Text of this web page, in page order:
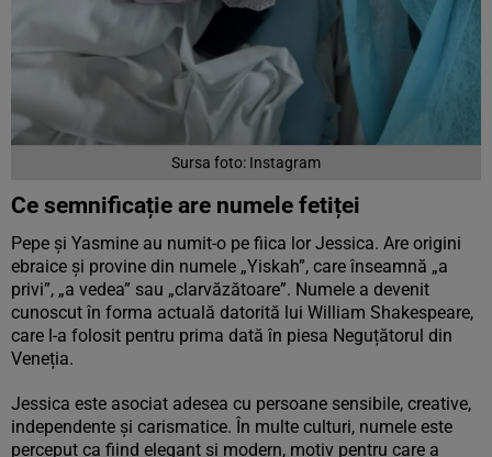
Sursa foto: Instagram
Ce semnificație are numele fetiței
Pepe și Yasmine au numit-o pe fiica lor Jessica. Are origini
ebraice și provine din numele „Yiskah”, care înseamnă „a
privi”, „a vedea” sau „clarvăzătoare”. Numele a devenit
cunoscut în forma actuală datorită lui William Shakespeare,
care l-a folosit pentru prima dată în piesa Neguțătorul din
Veneția.
Jessica este asociat adesea cu persoane sensibile, creative,
independente și carismatice. În multe culturi, numele este
perceput ca fiind elegant și modern, motiv pentru care a